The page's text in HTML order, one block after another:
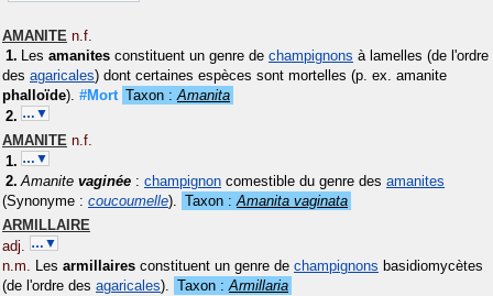
AMANITE n.f.
Les amanites constituent un genre de champignons à lamelles (de l'ordre
des agaricales) dont certaines espèces sont mortelles (p. ex. amanite
phalloïde). #Mort Taxon :Amanita
…▼
AMANITE n.f.
…▼
Amanite vaginée : champignon comestible du genre des amanites
(Synonyme : coucoumelle). Taxon :Amanita vaginata
ARMILLAIRE
adj. …▼
n.m. Les armillaires constituent un genre de champignons basidiomycètes
(de l'ordre des agaricales). Taxon :Armillaria